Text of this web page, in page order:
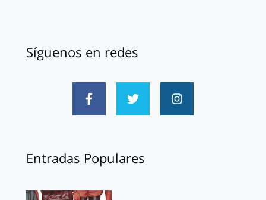
Síguenos en redes
Entradas Populares